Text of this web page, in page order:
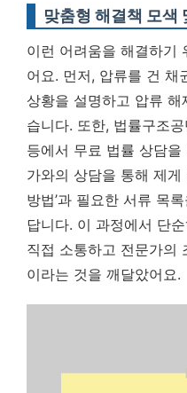
맞춤형 해결책 모색
이런 어려움을 해결하기
어요. 먼저, 압류를 건 채
상황을 설명하고 압류
습니다. 또한, 법률구조
등에서 무료 법률 상담
가와의 상담을 통해 제게
방법’과 필요한 서류 목
답니다. 이 과정에서 단
직접 소통하고 전문가의
이라는 것을 깨달았어요.